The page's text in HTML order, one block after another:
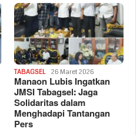
TABAGSEL 26 Maret 2026
Manaon Lubis Ingatkan
JMSI Tabagsel: Jaga
Solidaritas dalam
Menghadapi Tantangan
Pers